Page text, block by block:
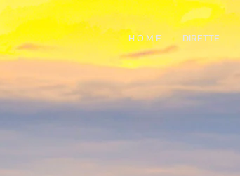
H O M E DIRETTE